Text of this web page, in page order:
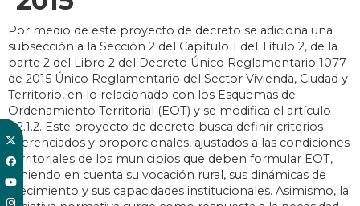
Por medio de este proyecto de decreto se adiciona una
subsección a la Sección 2 del Capítulo 1 del Título 2, de la
parte 2 del Libro 2 del Decreto Único Reglamentario 1077
de 2015 Único Reglamentario del Sector Vivienda, Ciudad y
Territorio, en lo relacionado con los Esquemas de
Ordenamiento Territorial (EOT) y se modifica el artículo
2.2.1.2. Este proyecto de decreto busca definir criterios
diferenciados y proporcionales, ajustados a las condiciones
territoriales de los municipios que deben formular EOT,
teniendo en cuenta su vocación rural, sus dinámicas de
crecimiento y sus capacidades institucionales. Asimismo, la